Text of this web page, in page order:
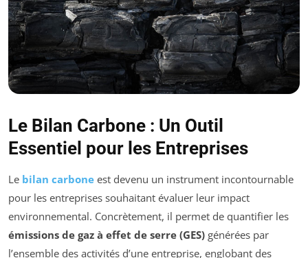
Le Bilan Carbone : Un Outil
Essentiel pour les Entreprises
Le bilan carbone est devenu un instrument incontournable
pour les entreprises souhaitant évaluer leur impact
environnemental. Concrètement, il permet de quantifier les
émissions de gaz à effet de serre (GES) générées par
l’ensemble des activités d’une entreprise, englobant des